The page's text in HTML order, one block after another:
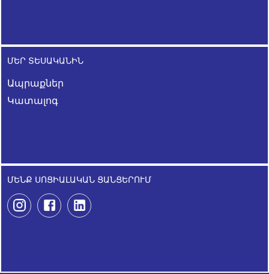
ՄԵՐ ՏԵՍԱԿԱՆԻՆ
Ապրաքներ
Կատալոգ
ՄԵՆՔ ՍՈՑԻԱԼԱԿԱՆ ՑԱՆՑԵՐՈՒՄ